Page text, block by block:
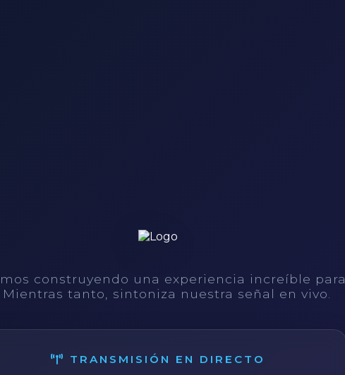
construyendo una experiencia increíble para
tanto, sintoniza nuestra señal en vivo.
TRANSMISIÓN EN DIRECTO